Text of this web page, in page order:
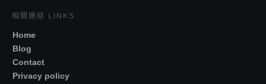
相關連結 LINKS
Home
Blog
Contact
Privacy policy